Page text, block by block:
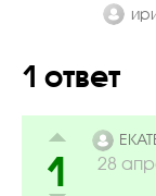
1 ответ
1 28